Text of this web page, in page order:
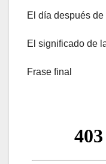
El día después
El significado de
Frase final